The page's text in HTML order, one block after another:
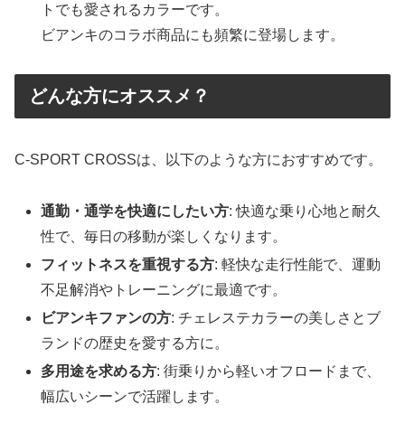
トでも愛されるカラーです。
ビアンキのコラボ商品にも頻繁に登場します。
どんな方にオススメ？
C-SPORT CROSSは、以下のような方におすすめです。
通勤・通学を快適にしたい方: 快適な乗り心地と耐久
性で、毎日の移動が楽しくなります。
フィットネスを重視する方: 軽快な走行性能で、運動
不足解消やトレーニングに最適です。
ビアンキファンの方: チェレステカラーの美しさとブ
ランドの歴史を愛する方に。
多用途を求める方: 街乗りから軽いオフロードまで、
幅広いシーンで活躍します。